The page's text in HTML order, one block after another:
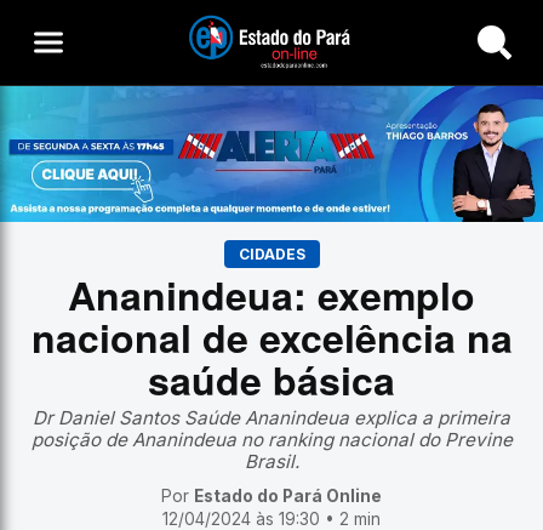
Buscar
CIDADES
Ananindeua: exemplo
nacional de excelência na
saúde básica
Dr Daniel Santos Saúde Ananindeua explica a primeira
posição de Ananindeua no ranking nacional do Previne
Brasil.
Por Estado do Pará Online
12/04/2024 às 19:30 • 2 min